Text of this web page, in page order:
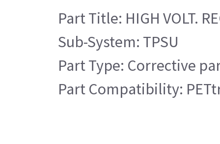
Part Title: HIGH VOLT.
Sub-System: TPSU
Part Type: Corrective
Part Compatibility: